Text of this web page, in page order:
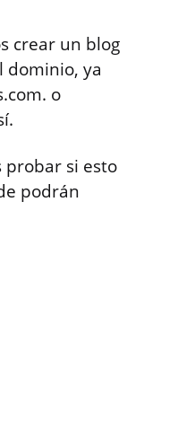
crear un blog
dominio, ya
o
probar si esto
podrán